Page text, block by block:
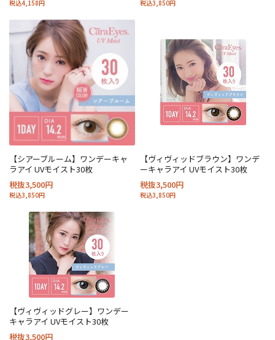
税込4,158円 税込3,850円
【シアーブルーム】ワンデーキャ
ラアイ UVモイスト30枚
税抜3,500円
税込3,850円
【ヴィヴィッドブラウン】ワンデ
ーキャラアイ UVモイスト30枚
税抜3,500円
税込3,850円
【ヴィヴィッドグレー】ワンデー
キャラアイ UVモイスト30枚
税抜3,500円